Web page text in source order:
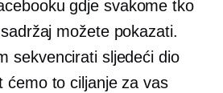
gdje svakome tko
možete pokazati.
sekvencirati sljedeći dio
ćemo to ciljanje za vas